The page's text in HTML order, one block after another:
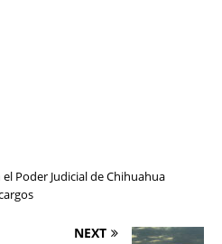
Poder Judicial de Chihuahua
NEXT